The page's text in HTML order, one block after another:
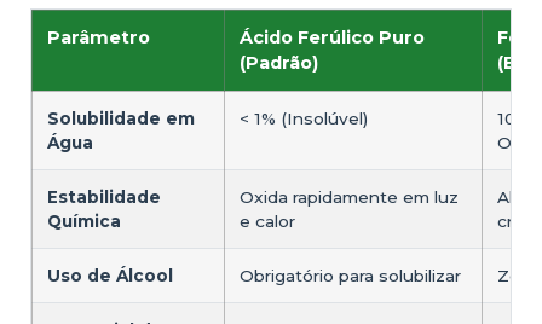
Parâmetro
Ácido Ferúlico Puro
(Padrão)
Solubilidade em
Água
< 1% (Insolúvel)
Estabilidade
Química
Oxida rapidamente em luz
e calor
Alta
Uso de Álcool Obrigatório para solubilizar Zero